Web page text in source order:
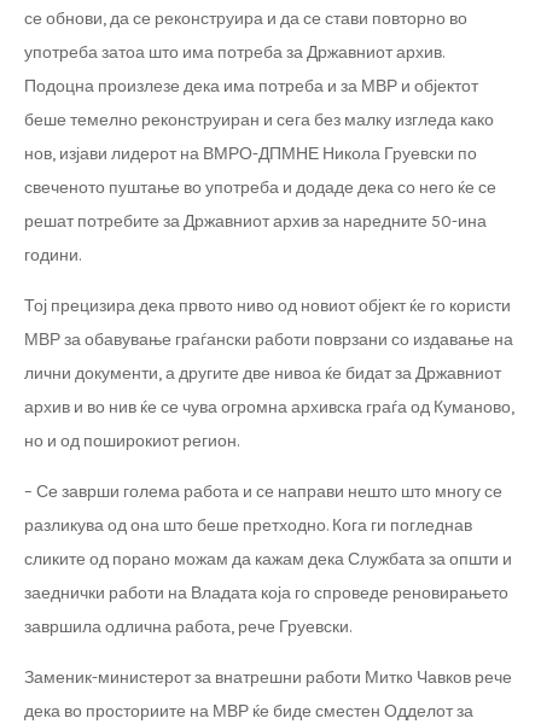
се обнови, да се реконструира и да се стави повторно во
употреба затоа што има потреба за Државниот архив.
Подоцна произлезе дека има потреба и за МВР и објектот
беше темелно реконструиран и сега без малку изгледа како
нов, изјави лидерот на ВМРО-ДПМНЕ Никола Груевски по
свеченото пуштање во употреба и додаде дека со него ќе се
решат потребите за Државниот архив за наредните 50-ина
години.
Тој прецизира дека првото ниво од новиот објект ќе го користи
МВР за обавување граѓански работи поврзани со издавање на
лични документи, а другите две нивоа ќе бидат за Државниот
архив и во нив ќе се чува огромна архивска граѓа од Куманово,
но и од поширокиот регион.
– Се заврши голема работа и се направи нешто што многу се
разликува од она што беше претходно. Кога ги погледнав
сликите од порано можам да кажам дека Службата за општи и
заеднички работи на Владата која го спроведе реновирањето
завршила одлична работа, рече Груевски.
Заменик-министерот за внатрешни работи Митко Чавков рече
дека во просториите на МВР ќе биде сместен Одделот за